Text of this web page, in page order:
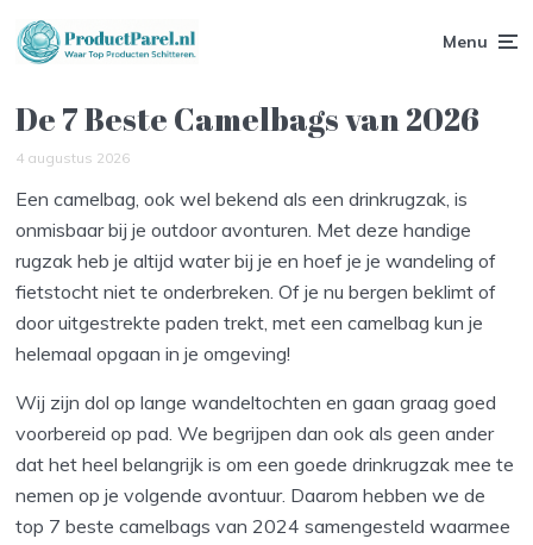
Menu
De 7 Beste Camelbags van 2026
4 augustus 2026
Een camelbag, ook wel bekend als een drinkrugzak, is
onmisbaar bij je outdoor avonturen. Met deze handige
rugzak heb je altijd water bij je en hoef je je wandeling of
fietstocht niet te onderbreken. Of je nu bergen beklimt of
door uitgestrekte paden trekt, met een camelbag kun je
helemaal opgaan in je omgeving!
Wij zijn dol op lange wandeltochten en gaan graag goed
voorbereid op pad. We begrijpen dan ook als geen ander
dat het heel belangrijk is om een goede drinkrugzak mee te
nemen op je volgende avontuur. Daarom hebben we de
top 7 beste camelbags van 2024 samengesteld waarmee